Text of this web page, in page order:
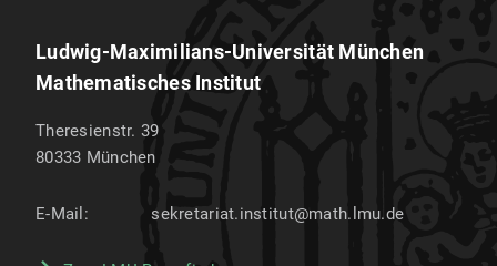
Ludwig-Maximilians-Universität München
Mathematisches Institut
Theresienstr. 39
80333 München
E-Mail: sekretariat.institut@math.lmu.de